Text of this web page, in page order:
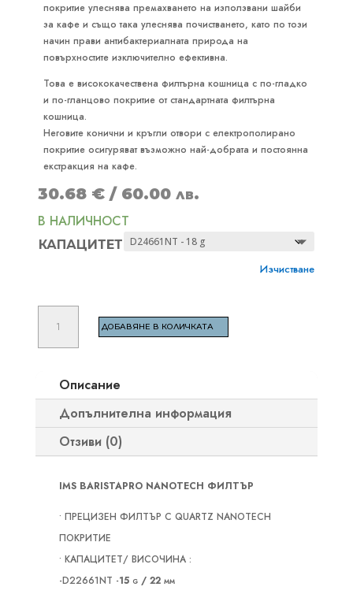
покритие улеснява премахването на използвани шайби
за кафе и също така улеснява почистването, като по този
начин прави антибактериалната природа на
повърхностите изключително ефективна.
Това е висококачествена филтърна кошница с по-гладко
и по-гланцово покритие от стандартната филтърна
кошница.
Неговите конични и кръгли отвори с електрополирано
покритие осигуряват възможно най-добрата и постоянна
екстракция на кафе.
30.68 € / 60.00 лв.
В НАЛИЧНОСТ
КАПАЦИТЕТ
Изчистване
количество
BARISTAPRO
NANOTECH
ФИЛТЪР
ДОБАВЯНЕ В КОЛИЧКАТА
Описание
Допълнителна информация
Отзиви (0)
IMS BARISTAPRO NANOTECH ФИЛТЪР
• ПРЕЦИЗЕН ФИЛТЪР С QUARTZ NANOTECH
ПОКРИТИЕ
• КАПАЦИТЕТ/ ВИСОЧИНА :
-D22661NT -15 g / 22 mm